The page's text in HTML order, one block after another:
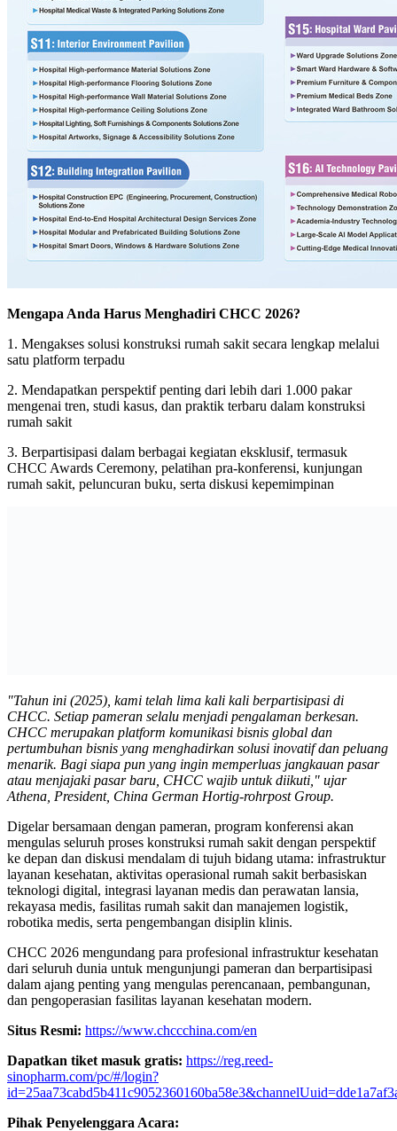
Mengapa Anda Harus Menghadiri CHCC 2026?
1. Mengakses solusi konstruksi rumah sakit secara lengkap melalui
satu platform terpadu
2. Mendapatkan perspektif penting dari lebih dari 1.000 pakar
mengenai tren, studi kasus, dan praktik terbaru dalam konstruksi
rumah sakit
3. Berpartisipasi dalam berbagai kegiatan eksklusif, termasuk
CHCC Awards Ceremony, pelatihan pra-konferensi, kunjungan
rumah sakit, peluncuran buku, serta diskusi kepemimpinan
"Tahun ini (2025), kami telah lima kali kali berpartisipasi di
CHCC. Setiap pameran selalu menjadi pengalaman berkesan.
CHCC merupakan platform komunikasi bisnis global dan
pertumbuhan bisnis yang menghadirkan solusi inovatif dan peluang
menarik. Bagi siapa pun yang ingin memperluas jangkauan pasar
atau menjajaki pasar baru, CHCC wajib untuk diikuti," ujar
Athena, President, China German Hortig-rohrpost Group.
Digelar bersamaan dengan pameran, program konferensi akan
mengulas seluruh proses konstruksi rumah sakit dengan perspektif
ke depan dan diskusi mendalam di tujuh bidang utama: infrastruktur
layanan kesehatan, aktivitas operasional rumah sakit berbasiskan
teknologi digital, integrasi layanan medis dan perawatan lansia,
rekayasa medis, fasilitas rumah sakit dan manajemen logistik,
robotika medis, serta pengembangan disiplin klinis.
CHCC 2026 mengundang para profesional infrastruktur kesehatan
dari seluruh dunia untuk mengunjungi pameran dan berpartisipasi
dalam ajang penting yang mengulas perencanaan, pembangunan,
dan pengoperasian fasilitas layanan kesehatan modern.
Situs Resmi: https://www.chccchina.com/en
Dapatkan tiket masuk gratis: https://reg.reed-
sinopharm.com/pc/#/login?
Pihak Penyelenggara Acara: